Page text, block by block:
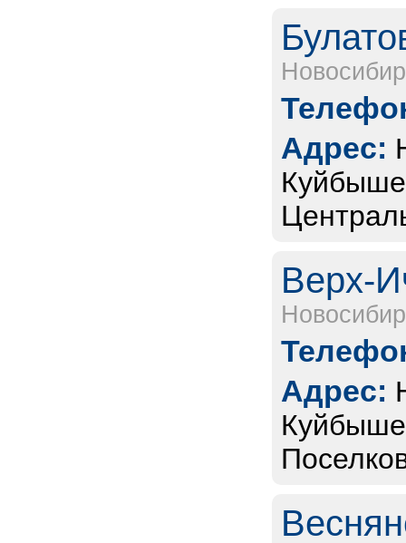
Адрес:
Верх-
Адрес: